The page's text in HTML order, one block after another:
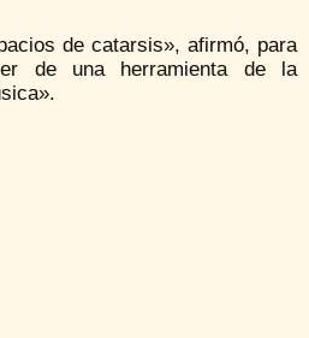
de catarsis», afirmó, para
de una herramienta de la